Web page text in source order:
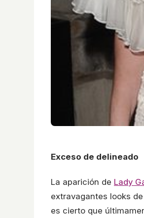
Exceso de delineado
La aparición de Lady
extravagantes looks
es cierto que